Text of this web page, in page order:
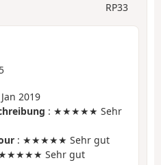
RP33
5
2019
: ★★★★★ Sehr
: ★★★★★ Sehr gut
Sehr gut